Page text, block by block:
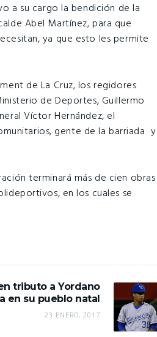
a su cargo la bendición de la
Abel Martínez, para que
ya que esto les permite
de La Cruz, los regidores
de Deportes, Guillermo
Víctor Hernández, el
gente de la barriada y
terminará más de cien obras
en los cuales se
tributo a Yordano
en su pueblo natal
23 ENERO, 2017